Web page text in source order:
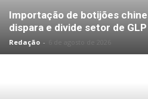
Importação de botijões
dispara e divide setor de GLP
Redação -